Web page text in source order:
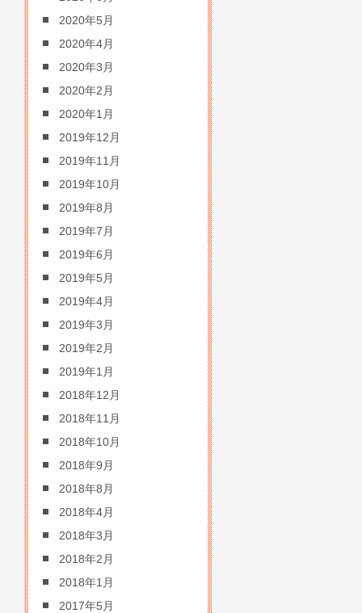
2020年5月
2020年4月
2020年3月
2020年2月
2020年1月
2019年12月
2019年11月
2019年10月
2019年8月
2019年7月
2019年6月
2019年5月
2019年4月
2019年3月
2019年2月
2019年1月
2018年12月
2018年11月
2018年10月
2018年9月
2018年8月
2018年4月
2018年3月
2018年2月
2018年1月
2017年5月